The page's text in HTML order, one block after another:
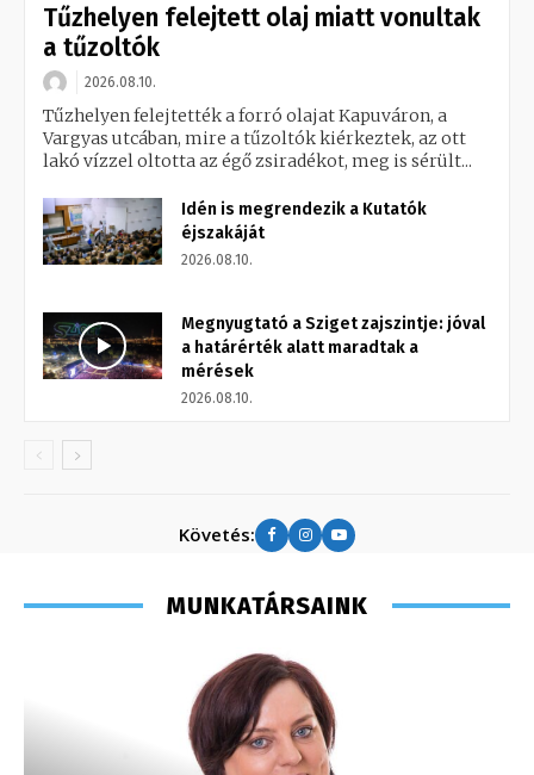
Tűzhelyen felejtett olaj miatt vonultak
a tűzoltók
2026.08.10.
Tűzhelyen felejtették a forró olajat Kapuváron, a
Vargyas utcában, mire a tűzoltók kiérkeztek, az ott
lakó vízzel oltotta az égő zsiradékot, meg is sérült...
Idén is megrendezik a Kutatók
éjszakáját
2026.08.10.
Megnyugtató a Sziget zajszintje: jóval
a határérték alatt maradtak a
mérések
2026.08.10.
Követés:
MUNKATÁRSAINK